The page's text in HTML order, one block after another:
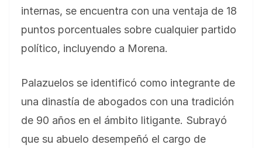
internas, se encuentra con una ventaja de 18
puntos porcentuales sobre cualquier partido
político, incluyendo a Morena.
Palazuelos se identificó como integrante de
una dinastía de abogados con una tradición
de 90 años en el ámbito litigante. Subrayó
que su abuelo desempeñó el cargo de